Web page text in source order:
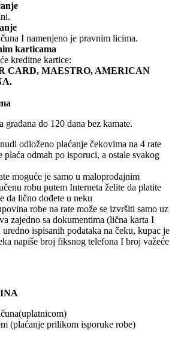
I namenjeno je pravnim licima.
karticama
kreditne kartice:
CARD, MAESTRO, AMERICAN
građana do 120 dana bez kamate.
odloženo plaćanje čekovima na 4 rate
plaća odmah po isporuci, a ostale svakog
moguće je samo u maloprodajnim
robu putem Interneta želite da platite
da lično dođete u neku
robe na rate može se izvršiti samo uz
zajedno sa dokumentima (lična karta I
ispisanih podataka na čeku, kupac je
napiše broj fiksnog telefona I broj važeće
(plaćanje prilikom isporuke robe)